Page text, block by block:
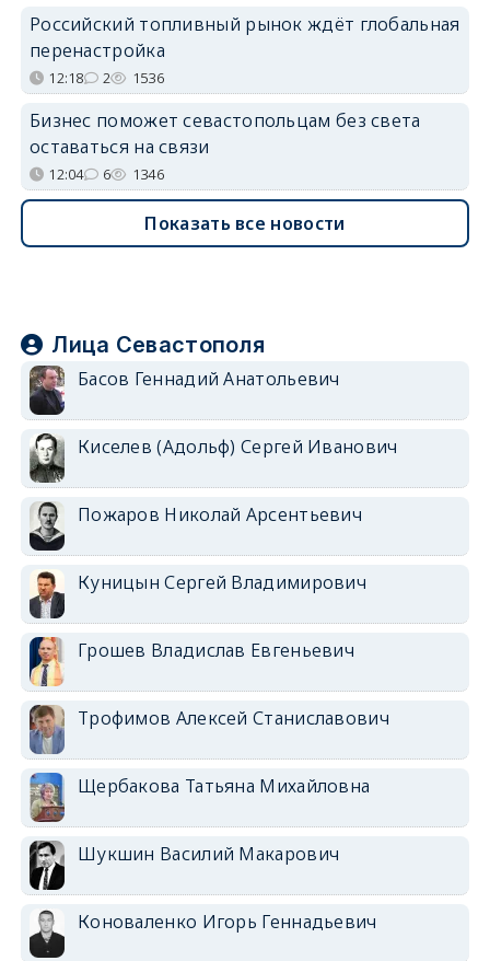
Российский топливный рынок ждёт глобальная
перенастройка
12:18 2 1536
Бизнес поможет севастопольцам без света
оставаться на связи
12:04 6 1346
Показать все новости
Лица Севастополя
Басов Геннадий Анатольевич
Киселев (Адольф) Сергей Иванович
Пожаров Николай Арсентьевич
Куницын Сергей Владимирович
Грошев Владислав Евгеньевич
Трофимов Алексей Станиславович
Щербакова Татьяна Михайловна
Шукшин Василий Макарович
Коноваленко Игорь Геннадьевич